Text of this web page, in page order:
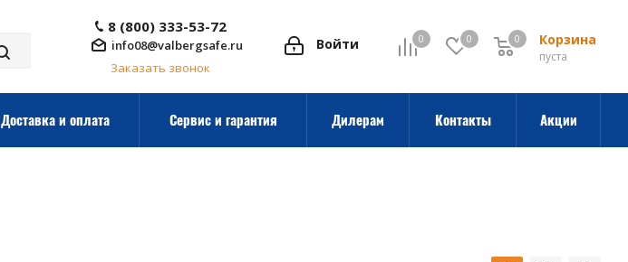
0 0 Корзина
0
пуста
0
Войти
8 (800) 333-53-72
info08@valbergsafe.ru
Заказать звонок
Доставка и оплата Сервис и гарантия Дилерам Контакты Акции